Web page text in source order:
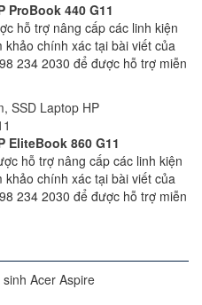
ProBook 440 G11
hỗ trợ nâng cấp các linh kiện
khảo chính xác tại bài viết của
234 2030 để được hỗ trợ miễn
EliteBook 860 G11
hỗ trợ nâng cấp các linh kiện
khảo chính xác tại bài viết của
234 2030 để được hỗ trợ miễn